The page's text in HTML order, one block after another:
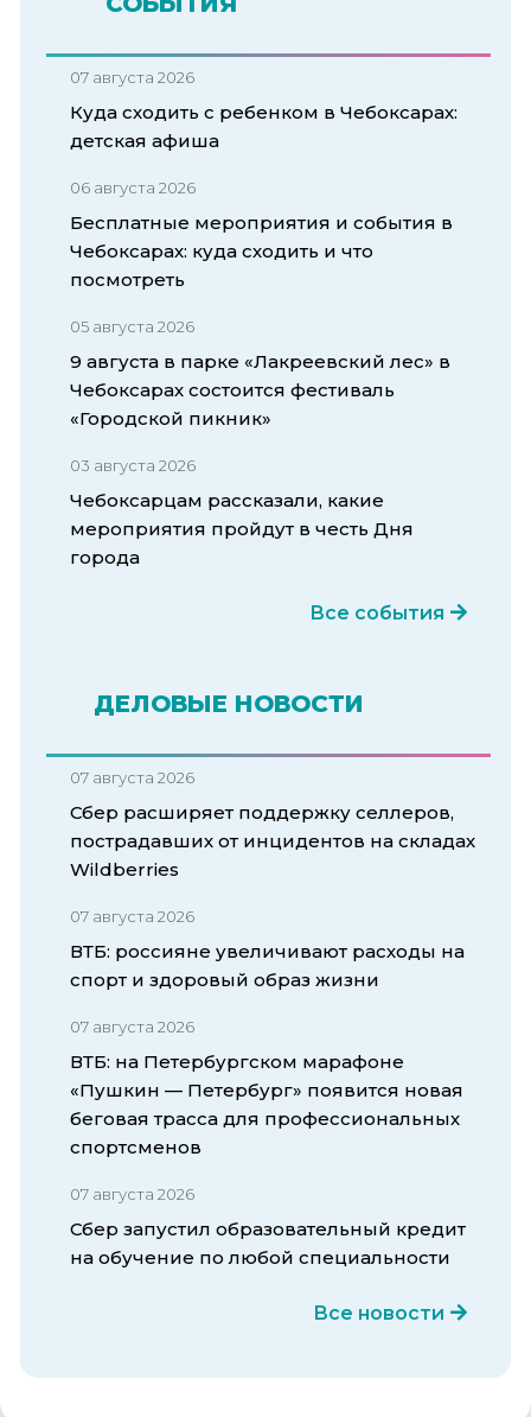
07 августа 2026
Куда сходить с ребенком в Чебоксарах:
детская афиша
06 августа 2026
Бесплатные мероприятия и события в
Чебоксарах: куда сходить и что
посмотреть
05 августа 2026
9 августа в парке «Лакреевский лес» в
Чебоксарах состоится фестиваль
«Городской пикник»
03 августа 2026
Чебоксарцам рассказали, какие
мероприятия пройдут в честь Дня
города
Все события
ДЕЛОВЫЕ НОВОСТИ
07 августа 2026
Сбер расширяет поддержку селлеров,
пострадавших от инцидентов на складах
Wildberries
07 августа 2026
ВТБ: россияне увеличивают расходы на
спорт и здоровый образ жизни
07 августа 2026
ВТБ: на Петербургском марафоне
«Пушкин — Петербург» появится новая
беговая трасса для профессиональных
спортсменов
07 августа 2026
Сбер запустил образовательный кредит
на обучение по любой специальности
Все новости